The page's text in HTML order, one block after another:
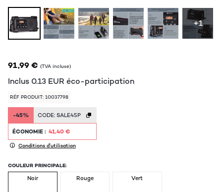
+1
91,99 € (TVA incluse)
Inclus 0.13 EURéco-participation
RÉF PRODUIT: 10037798
-45% CODE: SALE45P
ÉCONOMIE : 41,40 €
Conditions d'utilisation
COULEUR PRINCIPALE:
Noir Rouge Vert